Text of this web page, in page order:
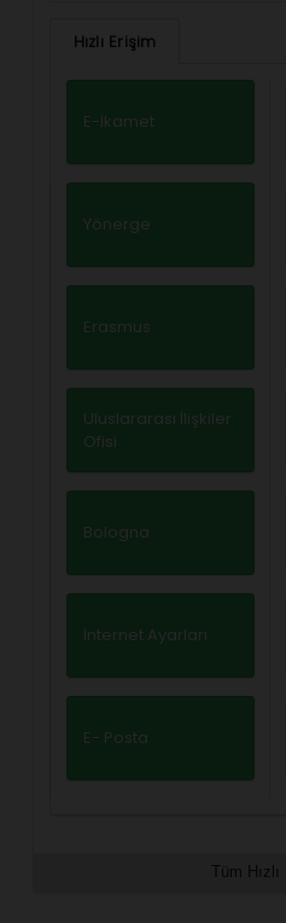
Hızlı Erişim
E-İkamet
Yönerge
Erasmus
Uluslararası İlişkiler
Ofisi
Bologna
İnternet Ayarları
E- Posta
Tüm